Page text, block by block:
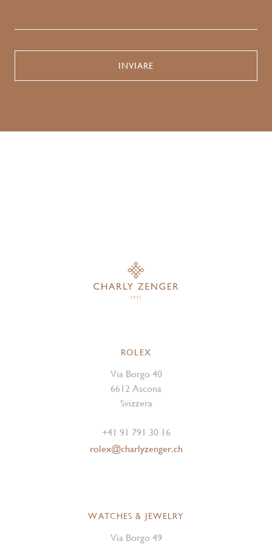
ROLEX
Via Borgo 40
6612 Ascona
Svizzera
+41 91 791 30 16
rolex@charlyzenger.ch
WATCHES & JEWELRY
Via Borgo 49